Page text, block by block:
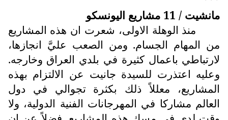
مانشيت / 11 مشاريع اليونسكو
منذ الوهلة الاولى، شعرت ان هذه المشاريع
من المهام الجسام. ومن الصعب عليَّ انجازها،
لارتباطي باعمال كثيرة في بلدي العراق وخارجه.
وعليه اعتذرت للسيدة جانيت عن الالتزام بهذه
المشاريع، معللاً ذلك بكثرة تجوالي في دول
العالم مشاركا في المهرجانات الفنية الدولية، ولا